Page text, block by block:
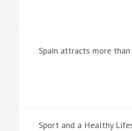
Spain attracts more than
Sport and a Healthy